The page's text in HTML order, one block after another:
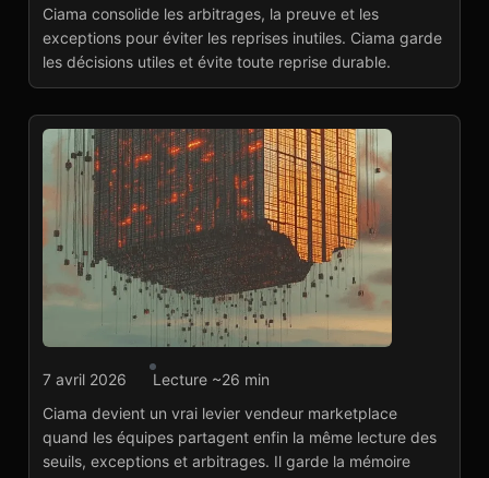
Lire l'article →
Ciama consolide les arbitrages, la preuve et les
exceptions pour éviter les reprises inutiles. Ciama garde
les décisions utiles et évite toute reprise durable.
Agence marketplace
vrai levier vendeur
marketplace
7 avril 2026
Lecture ~26 min
Ciama devient un vrai levier vendeur marketplace
quand les équipes partagent enfin la même lecture des
seuils, exceptions et arbitrages. Il garde la mémoire